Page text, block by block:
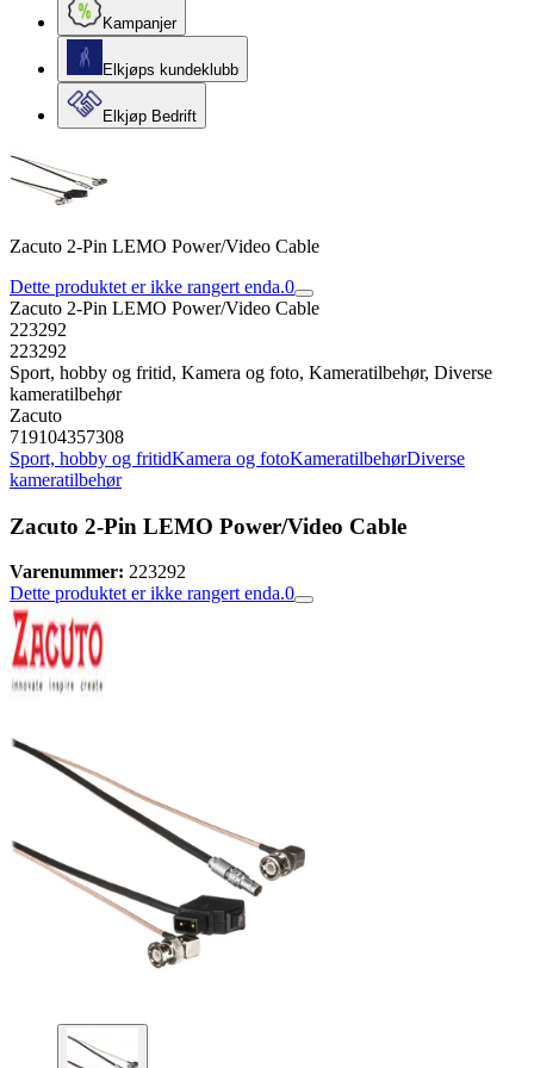
Kampanjer
Elkjøps kundeklubb
Elkjøp Bedrift
Zacuto 2-Pin LEMO Power/Video Cable
Dette produktet er ikke rangert enda.0
Zacuto 2-Pin LEMO Power/Video Cable
223292
223292
Sport, hobby og fritid, Kamera og foto, Kameratilbehør, Diverse
kameratilbehør
Zacuto
719104357308
Sport, hobby og fritidKamera og fotoKameratilbehørDiverse
kameratilbehør
Zacuto 2-Pin LEMO Power/Video Cable
Varenummer: 223292
Dette produktet er ikke rangert enda.0